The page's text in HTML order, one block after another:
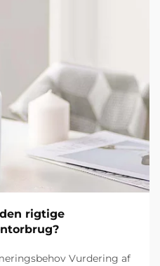
rigtige
Vurdering af